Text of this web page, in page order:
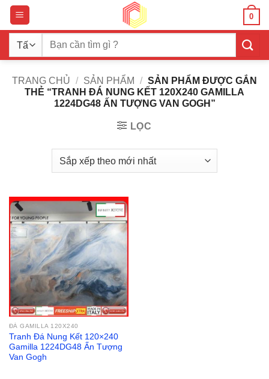
Bỏ
qua
nội
dung
0
Tìm
TRANG CHỦ / SẢN PHẨM / SẢN PHẨM ĐƯỢC GẮN
THẺ “TRANH ĐÁ NUNG KẾT 120X240 GAMILLA
1224DG48 ẤN TƯỢNG VAN GOGH”
LỌC
ĐÁ GAMILLA 120X240
Tranh Đá Nung Kết 120×240
Gamilla 1224DG48 Ấn Tượng
Van Gogh